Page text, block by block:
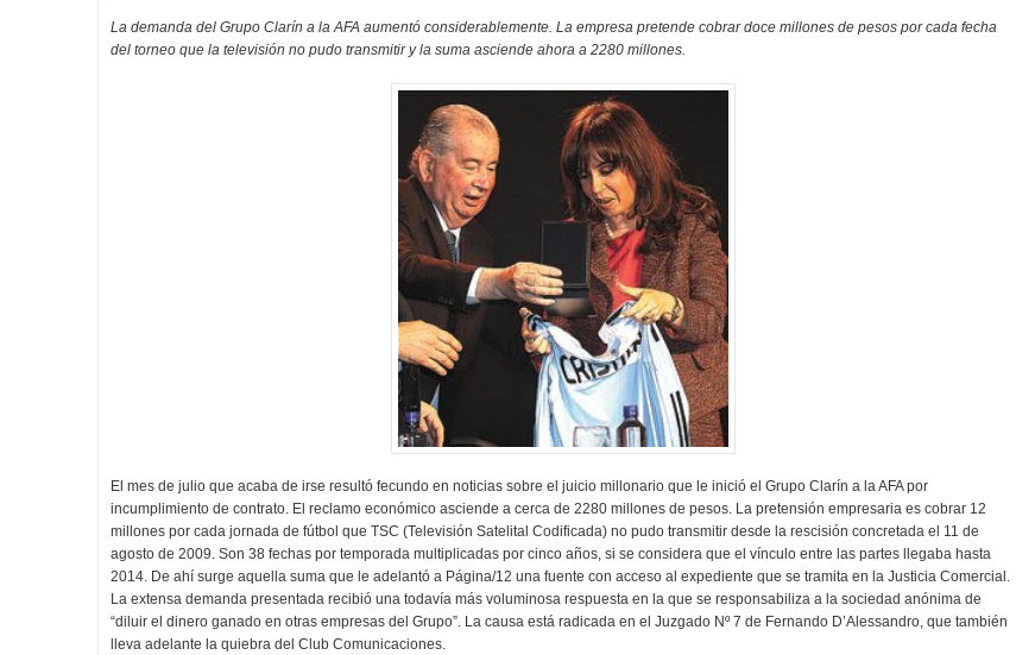
La demanda del Grupo Clarín a la AFA aumentó considerablemente. La empresa pretende cobrar doce millones de pesos por cada fecha
del torneo que la televisión no pudo transmitir y la suma asciende ahora a 2280 millones.
El mes de julio que acaba de irse resultó fecundo en noticias sobre el juicio millonario que le inició el Grupo Clarín a la AFA por
incumplimiento de contrato. El reclamo económico asciende a cerca de 2280 millones de pesos. La pretensión empresaria es cobrar 12
millones por cada jornada de fútbol que TSC (Televisión Satelital Codificada) no pudo transmitir desde la rescisión concretada el 11 de
agosto de 2009. Son 38 fechas por temporada multiplicadas por cinco años, si se considera que el vínculo entre las partes llegaba hasta
2014. De ahí surge aquella suma que le adelantó a Página/12 una fuente con acceso al expediente que se tramita en la Justicia Comercial.
La extensa demanda presentada recibió una todavía más voluminosa respuesta en la que se responsabiliza a la sociedad anónima de
“diluir el dinero ganado en otras empresas del Grupo”. La causa está radicada en el Juzgado Nº 7 de Fernando D’Alessandro, que también
lleva adelante la quiebra del Club Comunicaciones.